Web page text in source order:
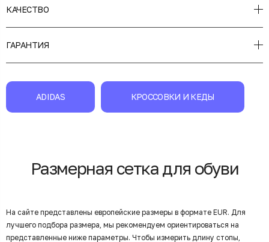
КАЧЕСТВО
ГАРАНТИЯ
ADIDAS КРОССОВКИ И КЕДЫ
Размерная сетка для обуви
На сайте представлены европейские размеры в формате EUR. Для
лучшего подбора размера, мы рекомендуем ориентироваться на
представленные ниже параметры. Чтобы измерить длину стопы,